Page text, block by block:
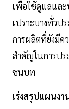
เพื่อใช้ดูแลและ
เปราะบางทั่วป
การผลิตที่ยังมีค
สำคัญในการปร
ชนบท
เร่งสรุปแผนง